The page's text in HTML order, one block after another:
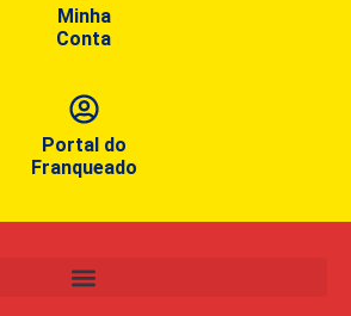
Minha
Conta
Portal do
Franqueado